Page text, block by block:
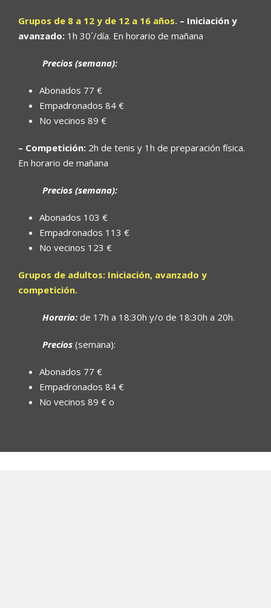
Grupos de 8 a 12 y de 12 a 16 años. – Iniciación y
avanzado: 1h 30´/día. En horario de mañana
Precios (semana):
Abonados 77 €
Empadronados 84 €
No vecinos 89 €
– Competición: 2h de tenis y 1h de preparación física.
En horario de mañana
Precios (semana):
Abonados 103 €
Empadronados 113 €
No vecinos 123 €
Grupos de adultos: Iniciación, avanzado y
competición.
Horario: de 17h a 18:30h y/o de 18:30h a 20h.
Precios (semana):
Abonados 77 €
Empadronados 84 €
No vecinos 89 € o